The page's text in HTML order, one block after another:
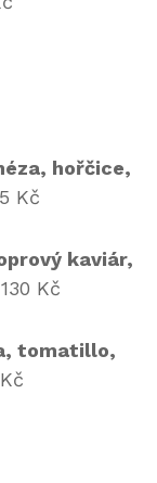
hořčice,
Kč
kaviár,
Kč
tomatillo,